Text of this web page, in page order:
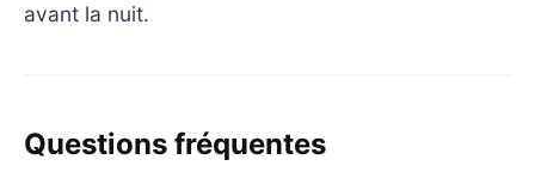
avant la nuit.
Questions fréquentes